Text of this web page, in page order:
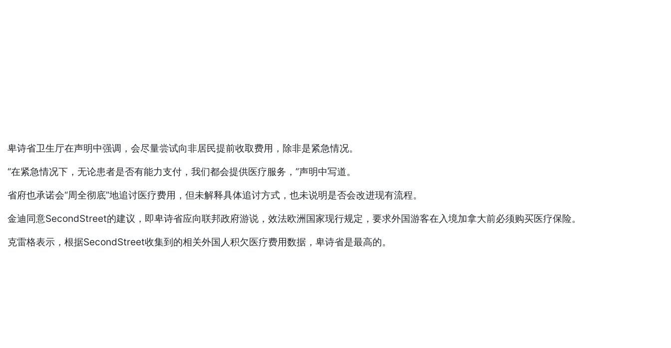
卑诗省卫生厅在声明中强调，会尽量尝试向非居民提前收取费用，除非是紧急情况。
“在紧急情况下，无论患者是否有能力支付，我们都会提供医疗服务，”声明中写道。
省府也承诺会“周全彻底”地追讨医疗费用，但未解释具体追讨方式，也未说明是否会改进现有流程。
金迪同意SecondStreet的建议，即卑诗省应向联邦政府游说，效法欧洲国家现行规定，要求外国游客在入境加拿大前必须购买医疗保险。
克雷格表示，根据SecondStreet收集到的相关外国人积欠医疗费用数据，卑诗省是最高的。